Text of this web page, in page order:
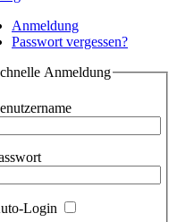
Anmeldung
Passwort vergessen?
Anmeldung
Login